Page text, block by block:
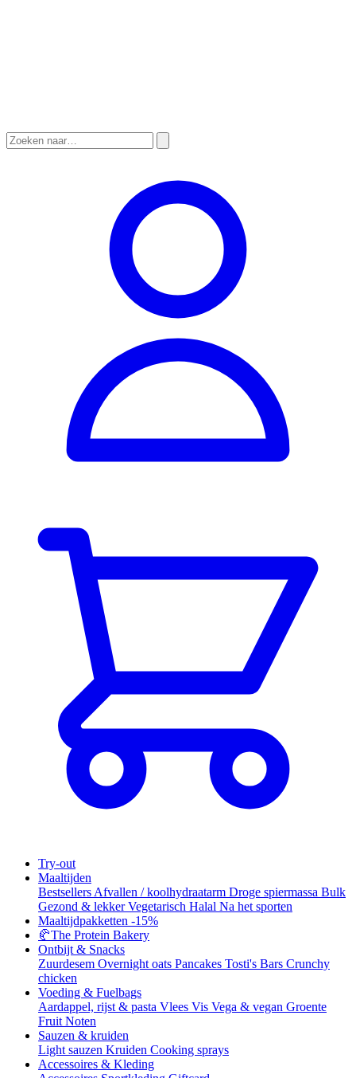
Try-out
Maaltijden
Bestsellers Afvallen / koolhydraatarm Droge spiermassa Bulk
Gezond & lekkerVegetarisch Halal Na het sporten
Maaltijdpakketten -15%
🥐The Protein Bakery
Ontbijt & Snacks
Zuurdesem Overnight oats Pancakes Tosti's Bars Crunchy
chicken
Voeding & Fuelbags
Aardappel, rijst & pasta Vlees Vis Vega & vegan Groente
Fruit Noten
Sauzen & kruiden
Light sauzen Kruiden Cooking sprays
Accessoires & Kleding